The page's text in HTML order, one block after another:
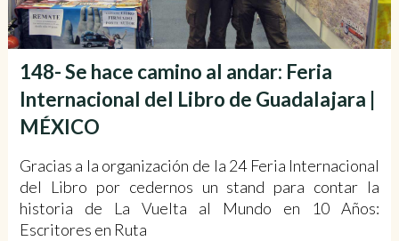
148- Se hace camino al andar: Feria
Internacional del Libro de Guadalajara |
MÉXICO
Gracias a la organización de la 24 Feria Internacional
del Libro por cedernos un stand para contar la
historia de La Vuelta al Mundo en 10 Años:
Escritores en Ruta